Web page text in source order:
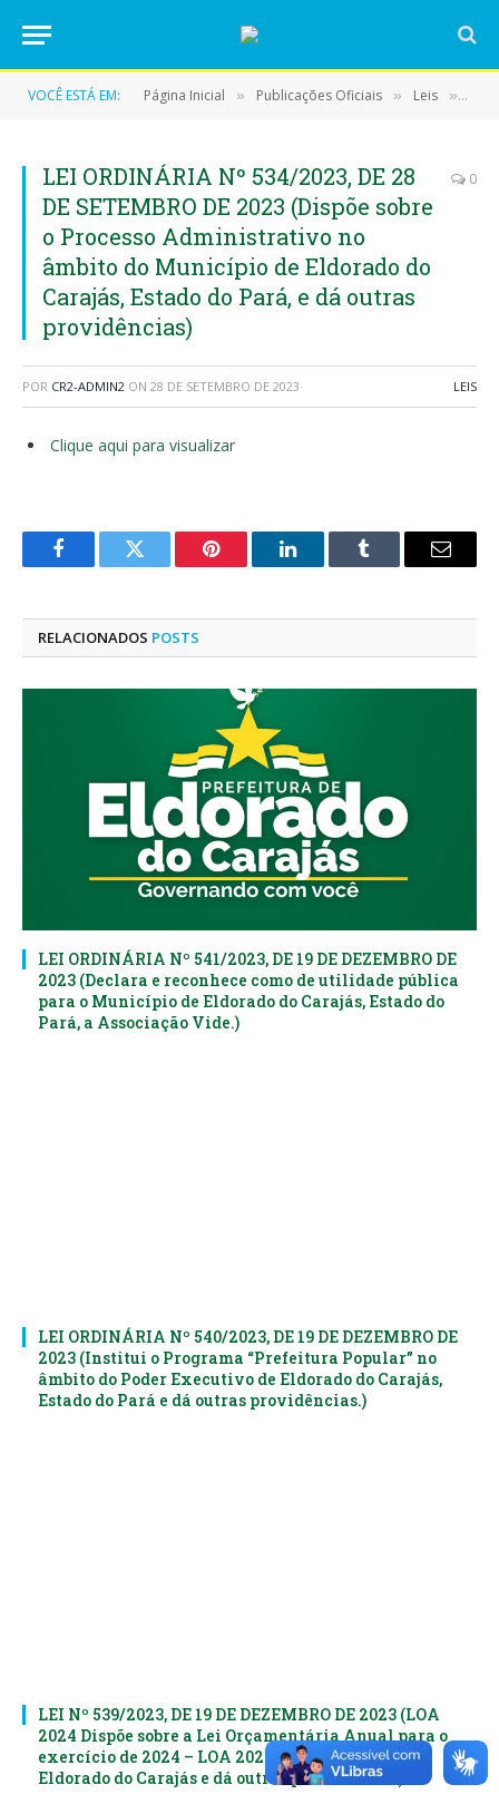
VOCÊ ESTÁ EM: Página Inicial » Publicações Oficiais » Leis »
LEI ORDINÁRIA Nº 534/2023, DE 28
DE SETEMBRO DE 2023 (Dispõe sobre
o Processo Administrativo no
âmbito do Município de Eldorado do
Carajás, Estado do Pará, e dá outras
providências)
0
POR CR2-ADMIN2 ON 28 DE SETEMBRO DE 2023 LEIS
Clique aqui para visualizar
FacebookTwitter Pinterest LinkedInTumblr
E-
RELACIONADOS POSTS
LEI ORDINÁRIA Nº 541/2023, DE 19 DE DEZEMBRO DE
2023 (Declara e reconhece como de utilidade pública
para o Município de Eldorado do Carajás, Estado do
Pará, a Associação Vide.)
LEI ORDINÁRIA Nº 540/2023, DE 19 DE DEZEMBRO DE
2023 (Institui o Programa “Prefeitura Popular” no
âmbito do Poder Executivo de Eldorado do Carajás,
Estado do Pará e dá outras providências.)
LEI Nº 539/2023, DE 19 DE DEZEMBRO DE 2023 (LOA
2024 Dispõe sobre a Lei Orçamentária Anual para o
exercício de 2024 – LOA 2024 do Município de
Eldorado do Carajás e dá outras providências)